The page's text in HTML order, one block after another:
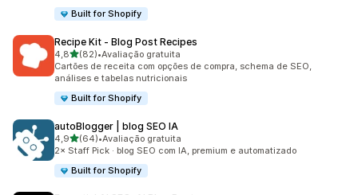
Built for Shopify
Recipe Kit ‑ Blog Post Recipes
4,8de 5 estrelas
(82)
82 avaliações ao todo
•Avaliação gratuita
Cartões de receita com opções de compra, schema de SEO,
análises e tabelas nutricionais
Built for Shopify
autoBlogger | blog SEO IA
4,9de 5 estrelas
(64)
64 avaliações ao todo
•Avaliação gratuita
2× Staff Pick · blog SEO com IA, premium e automatizado
Built for Shopify